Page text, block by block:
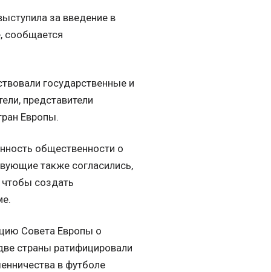
за введение в
сообщается
государственные и
представители
Европы.
общественности о
также согласились,
создать
Совета Европы о
страны ратифицировали
в футболе